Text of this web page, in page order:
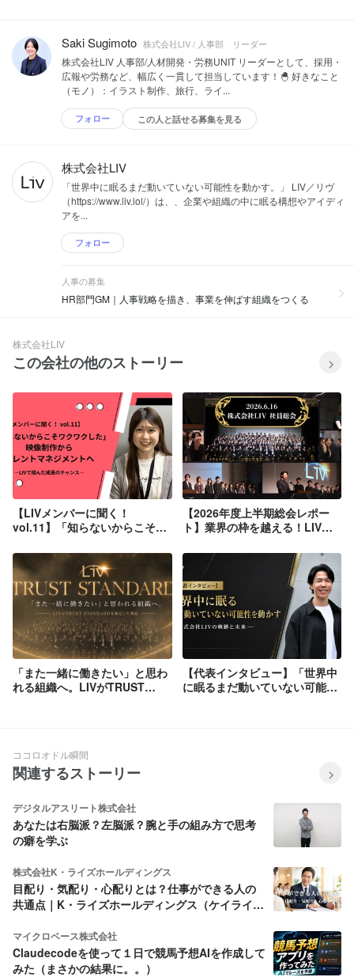
Saki Sugimoto 株式会社LIV / 人事部 リーダー
株式会社LIV 人事部/人材開発・労務UNIT リーダーとして、採用・
広報や労務など、幅広く一貫して担当しています！🐣 好きなこと
（モノ）：イラスト制作、旅行、ライ...
フォロー この人と話せる募集を見る
株式会社LIV
「世界中に眠るまだ動いていない可能性を動かす。」 LIV／リヴ
（https://www.liv.lol/）は、、企業や組織の中に眠る構想やアイディ
アを...
フォロー
人事の募集
HR部門GM｜人事戦略を描き、事業を伸ばす組織をつくる
株式会社LIV
この会社の他のストーリー
【LIVメンバーに聞く！
vol.11】「知らないからこそワ
ントマネジメントへ ―LIVで掴
んだ成長のチャンス―
【2026年度上半期総会レポー
ト】業界の枠を越える！LIVが
年、私たちはどこへ向かうの
か？」
「また一緒に働きたい」と思わ
れる組織へ。LIVがTRUST
【代表インタビュー】「世界中
に眠るまだ動いていない可能性
ココロオドル瞬間
関連するストーリー
デジタルアスリート株式会社
あなたは右脳派？左脳派？腕と手の組み方で思考
の癖を学ぶ
株式会社K・ライズホールディングス
目配り・気配り・心配りとは？仕事ができる人の
共通点｜K・ライズホールディングス（ケイライ
マイクロベース株式会社
Claudecodeを使って１日で競馬予想AIを作成して
みた（まさかの結果に。。）